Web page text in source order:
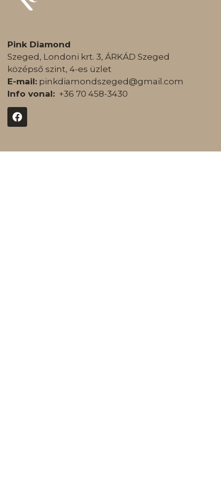
Pink Diamond
Szeged, Londoni krt. 3, ÁRKÁD Szeged
középső szint, 4-es üzlet
E-mail: pinkdiamondszeged@gmail.com
Info vonal: +36 70 458-3430